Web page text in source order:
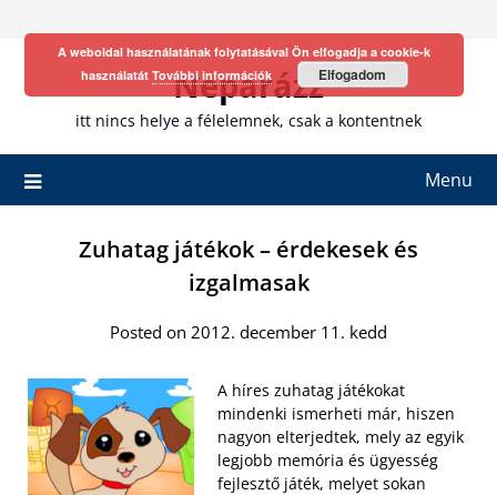
Neparázz
itt nincs helye a félelemnek, csak a kontentnek
Menu
Zuhatag játékok – érdekesek és
izgalmasak
Posted on 2012. december 11. kedd
A híres zuhatag játékokat
mindenki ismerheti már, hiszen
nagyon elterjedtek, mely az egyik
legjobb memória és ügyesség
fejlesztő játék, melyet sokan
A weboldal használatának folytatásával Ön elfogadja a cookie-k
használatát További információk Elfogadom